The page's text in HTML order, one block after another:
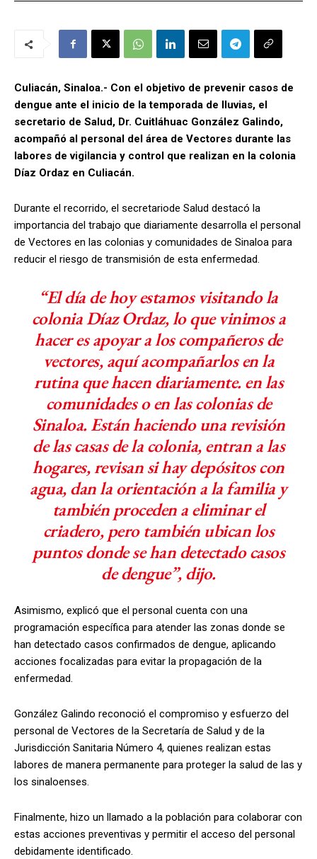
Culiacán, Sinaloa.- Con el objetivo de prevenir casos de
dengue ante el inicio de la temporada de lluvias, el
secretario de Salud, Dr. Cuitláhuac González Galindo,
acompañó al personal del área de Vectores durante las
labores de vigilancia y control que realizan en la colonia
Díaz Ordaz en Culiacán.
Durante el recorrido, el secretariode Salud destacó la
importancia del trabajo que diariamente desarrolla el personal
de Vectores en las colonias y comunidades de Sinaloa para
reducir el riesgo de transmisión de esta enfermedad.
“El día de hoy estamos visitando la
colonia Díaz Ordaz, lo que vinimos a
hacer es apoyar a los compañeros de
vectores, aquí acompañarlos en la
rutina que hacen diariamente. en las
comunidades o en las colonias de
Sinaloa. Están haciendo una revisión
de las casas de la colonia, entran a las
hogares, revisan si hay depósitos con
agua, dan la orientación a la familia y
también proceden a eliminar el
criadero, pero también ubican los
puntos donde se han detectado casos
de dengue”, dijo.
Asimismo, explicó que el personal cuenta con una
programación específica para atender las zonas donde se
han detectado casos confirmados de dengue, aplicando
acciones focalizadas para evitar la propagación de la
enfermedad.
González Galindo reconoció el compromiso y esfuerzo del
personal de Vectores de la Secretaría de Salud y de la
Jurisdicción Sanitaria Número 4, quienes realizan estas
labores de manera permanente para proteger la salud de las y
los sinaloenses.
Finalmente, hizo un llamado a la población para colaborar con
estas acciones preventivas y permitir el acceso del personal
debidamente identificado.